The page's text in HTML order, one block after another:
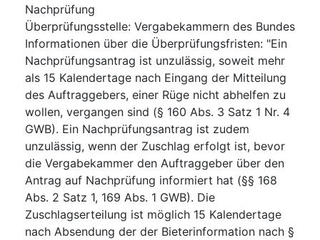
Nachprüfung
Überprüfungsstelle: Vergabekammern des Bundes
Informationen über die Überprüfungsfristen: "Ein
Nachprüfungsantrag ist unzulässig, soweit mehr
als 15 Kalendertage nach Eingang der Mitteilung
des Auftraggebers, einer Rüge nicht abhelfen zu
wollen, vergangen sind (§ 160 Abs. 3 Satz 1 Nr. 4
GWB). Ein Nachprüfungsantrag ist zudem
unzulässig, wenn der Zuschlag erfolgt ist, bevor
die Vergabekammer den Auftraggeber über den
Antrag auf Nachprüfung informiert hat (§§ 168
Abs. 2 Satz 1, 169 Abs. 1 GWB). Die
Zuschlagserteilung ist möglich 15 Kalendertage
nach Absendung der der Bieterinformation nach §